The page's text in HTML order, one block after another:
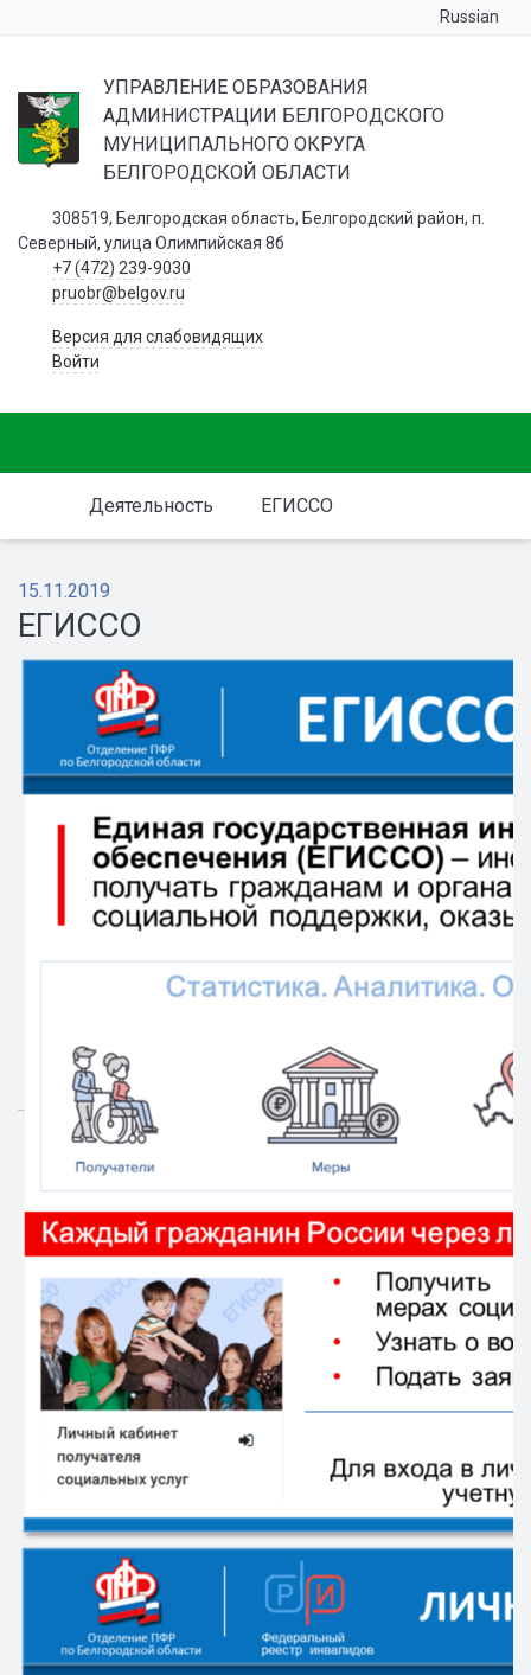
Russian
УПРАВЛЕНИЕ ОБРАЗОВАНИЯ
АДМИНИСТРАЦИИ БЕЛГОРОДСКОГО
МУНИЦИПАЛЬНОГО ОКРУГА
БЕЛГОРОДСКОЙ ОБЛАСТИ
308519, Белгородская область, Белгородский район, п.
Северный, улица Олимпийская 8б
+7 (472) 239-9030
pruobr@belgov.ru
Версия для слабовидящих
Войти
Деятельность ЕГИССО
15.11.2019
ЕГИССО